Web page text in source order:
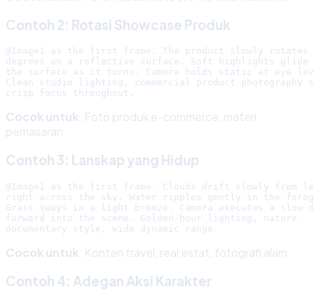
Contoh 2: Rotasi Showcase Produk
@Image1 as the first frame. The product slowly rotates
degrees on a reflective surface. Soft highlights glide
the surface as it turns. Camera holds static at eye
Clean studio lighting, commercial product photography
Cocok untuk: Foto produk e-commerce, materi
pemasaran.
Contoh 3: Lanskap yang Hidup
@Image1 as the first frame. Clouds drift slowly from
right across the sky. Water ripples gently in the
Grass sways in a light breeze. Camera executes a slow
forward into the scene. Golden-hour lighting, nature
Cocok untuk: Konten travel, real estat, fotografi alam.
Contoh 4: Adegan Aksi Karakter